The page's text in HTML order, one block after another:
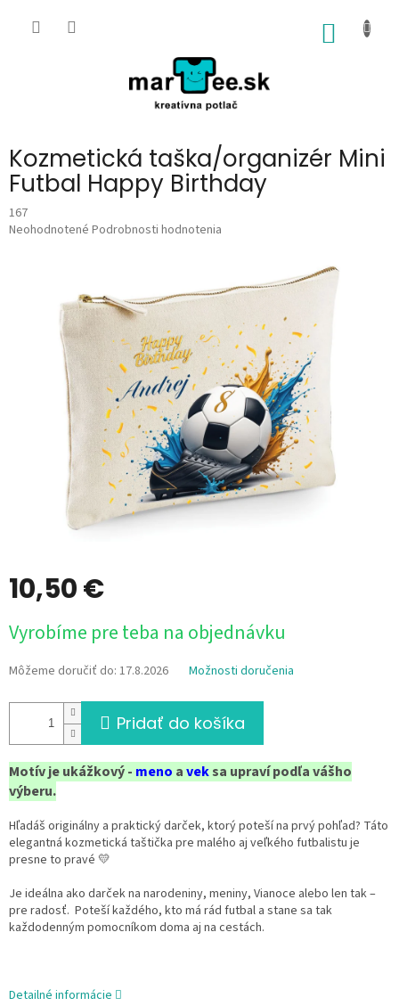
Kozmetická taška/organizér Mini
Futbal Happy Birthday
167
Priemerné
hviezdičiek.
Neohodnotené Podrobnosti hodnotenia
10,50 €
cena:
Vyrobíme pre teba na objednávku
Môžeme doručiť do: 17.8.2026 Možnosti doručenia
Pridať do košíka
Motív je ukážkový - meno aveksa upraví podľa vášho
výberu.
Hľadáš originálny a praktický darček, ktorý poteší na prvý pohľad? Táto
elegantná kozmetická taštička pre malého aj veľkého futbalistu je
presne to pravé 💛
Je ideálna ako darček na narodeniny, meniny, Vianoce alebo len tak –
pre radosť. Poteší každého, kto má rád futbal a stane sa tak
každodenným pomocníkom doma aj na cestách.
Detailné informácie